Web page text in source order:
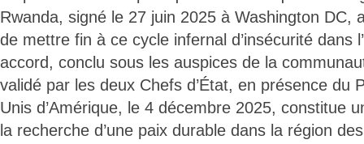
Rwanda, signé le 27 juin 2025 à Washington DC,
de mettre fin à ce cycle infernal d’insécurité dans
accord, conclu sous les auspices de la
validé par les deux Chefs d’État, en présence du
Unis d’Amérique, le 4 décembre 2025, constitue
la recherche d’une paix durable dans la région